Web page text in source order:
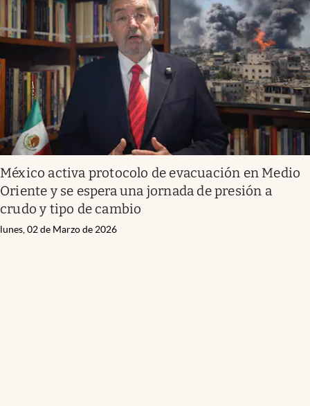
México activa protocolo de evacuación en Medio
Oriente y se espera una jornada de presión a
crudo y tipo de cambio
lunes, 02 de Marzo de 2026